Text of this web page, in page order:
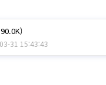
31 15:43:43